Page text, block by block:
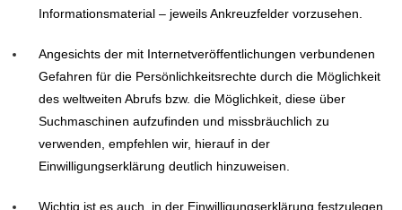
Informationsmaterial – jeweils Ankreuzfelder vorzusehen.
Angesichts der mit Internetveröffentlichungen verbundenen
Gefahren für die Persönlichkeitsrechte durch die Möglichkeit
des weltweiten Abrufs bzw. die Möglichkeit, diese über
Suchmaschinen aufzufinden und missbräuchlich zu
verwenden, empfehlen wir, hierauf in der
Einwilligungserklärung deutlich hinzuweisen.
Wichtig ist es auch, in der Einwilligungserklärung festzulegen,